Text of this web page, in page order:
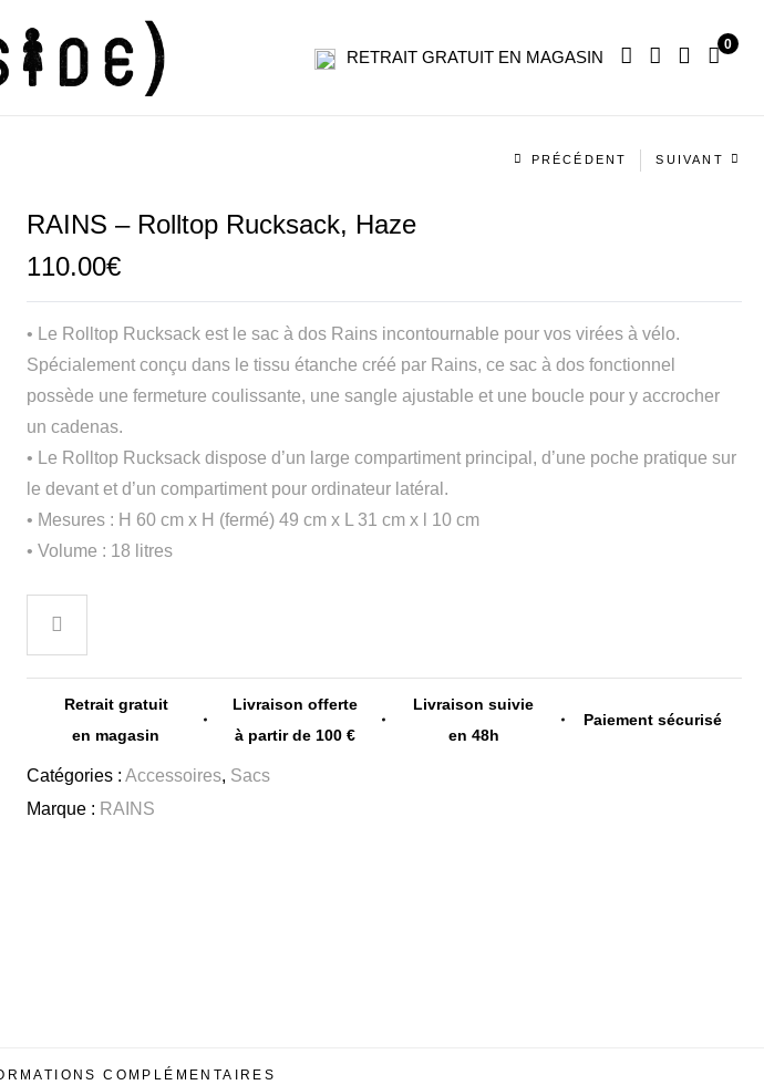
RETRAIT GRATUIT EN MAGASIN
0
Navigation
PRÉCÉDENT SUIVANT
RAINS – Rolltop Rucksack, Haze
110.00€
• Le Rolltop Rucksack est le sac à dos Rains incontournable pour vos virées à vélo.
Spécialement conçu dans le tissu étanche créé par Rains, ce sac à dos fonctionnel
possède une fermeture coulissante, une sangle ajustable et une boucle pour y accrocher
un cadenas.
• Le Rolltop Rucksack dispose d’un large compartiment principal, d’une poche pratique sur
le devant et d’un compartiment pour ordinateur latéral.
• Mesures : H 60 cm x H (fermé) 49 cm x L 31 cm x l 10 cm
• Volume : 18 litres
Retrait gratuit
en magasin
Livraison offerte
à partir de 100 €
Livraison suivie
en 48h
Paiement sécurisé
Catégories : Accessoires, Sacs
Marque : RAINS
COMPLÉMENTAIRES